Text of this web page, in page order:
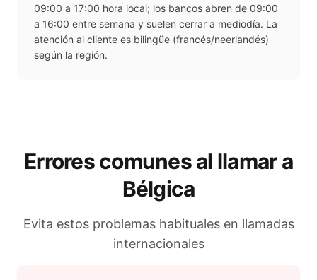
09:00 a 17:00 hora local; los bancos abren de 09:00
a 16:00 entre semana y suelen cerrar a mediodía. La
atención al cliente es bilingüe (francés/neerlandés)
según la región.
Errores comunes al llamar a
Bélgica
Evita estos problemas habituales en llamadas
internacionales